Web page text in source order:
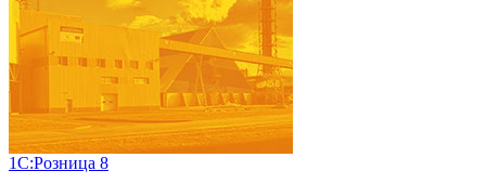
1С:Розница 8